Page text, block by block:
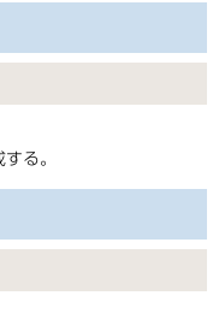
る。